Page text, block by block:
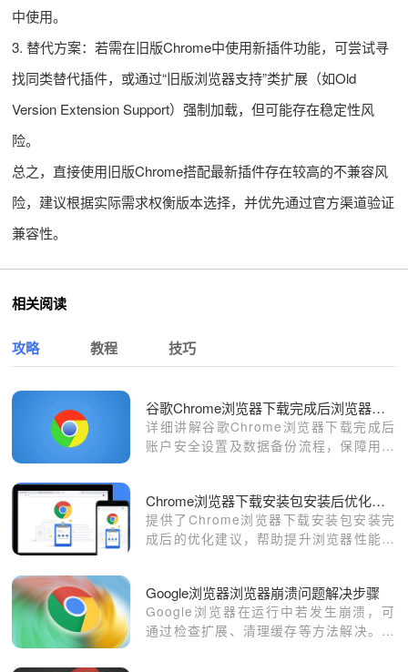
中使用。
3. 替代方案：若需在旧版Chrome中使用新插件功能，可尝试寻
找同类替代插件，或通过“旧版浏览器支持”类扩展（如Old
Version Extension Support）强制加载，但可能存在稳定性风
险。
总之，直接使用旧版Chrome搭配最新插件存在较高的不兼容风
险，建议根据实际需求权衡版本选择，并优先通过官方渠道验证
兼容性。
相关阅读
攻略 教程 技巧
谷歌Chrome浏览器下载完成后浏览器账户安全设置和备份流程
详细讲解谷歌Chrome浏览器下载完成后
账户安全设置及数据备份流程，保障用户
Chrome浏览器下载安装包安装后优化建议
提供了Chrome浏览器下载安装包安装完
成后的优化建议，帮助提升浏览器性能和
Google浏览器浏览器崩溃问题解决步骤
Google浏览器在运行中若发生崩溃，可
通过检查扩展、清理缓存等方法解决。掌